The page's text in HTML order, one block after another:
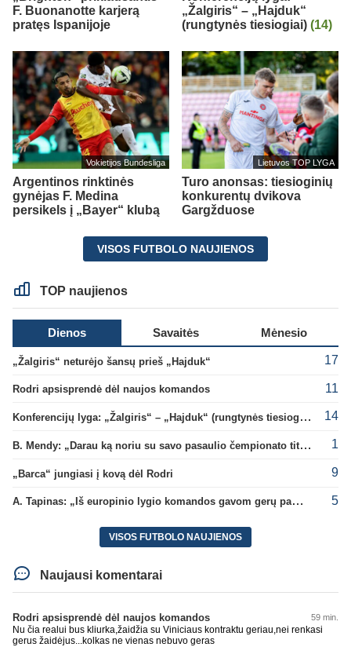
F. Buonanotte karjerą
pratęs Ispanijoje
„Žalgiris“ – „Hajduk“
(rungtynės tiesiogiai) (14)
Vokietijos Bundesliga
Argentinos rinktinės
gynėjas F. Medina
persikels į „Bayer“ klubą
Lietuvos TOP LYGA
Turo anonsas: tiesioginių
konkurentų dvikova
Gargžduose
VISOS FUTBOLO NAUJIENOS
TOP naujienos
Dienos Savaitės Mėnesio
„Žalgiris“ neturėjo šansų prieš „Hajduk“ 17
Rodri apsisprendė dėl naujos komandos 11
Konferencijų lyga: „Žalgiris“ – „Hajduk“ (rungtynės tiesiogiai) 14
B. Mendy: „Darau ką noriu su savo pasaulio čempionato titulu“ 1
„Barca“ jungiasi į kovą dėl Rodri 9
A. Tapinas: „Iš europinio lygio komandos gavom gerų pamokų“ 5
VISOS FUTBOLO NAUJIENOS
Naujausi komentarai
Rodri apsisprendė dėl naujos komandos 59 min.
Nu čia realui bus kliurka,žaidžia su Viniciaus kontraktu geriau,nei renkasi
gerus žaidėjus...kolkas ne vienas nebuvo geras